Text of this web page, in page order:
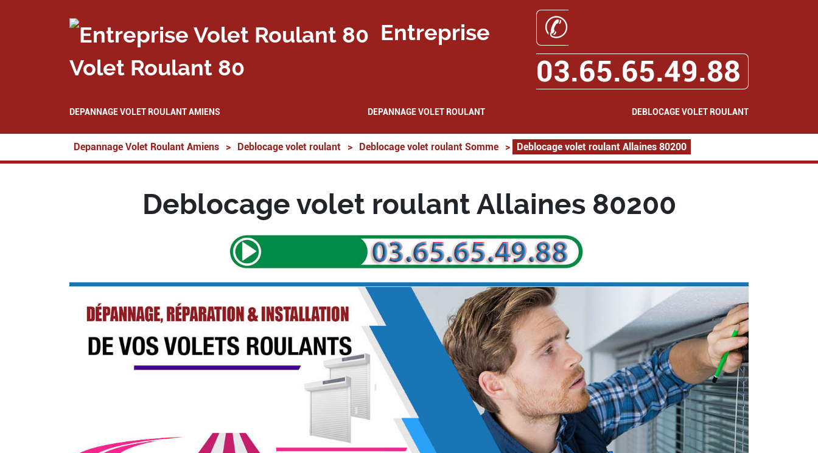
Entreprise
Volet Roulant 80
✆
03.65.65.49.88
DEPANNAGE VOLET ROULANT AMIENS DEPANNAGE VOLET ROULANT DEBLOCAGE VOLET ROULANT
Depannage Volet Roulant Amiens > Deblocage volet roulant > Deblocage volet roulant Somme > Deblocage volet roulant Allaines 80200
Deblocage volet roulant Allaines 80200